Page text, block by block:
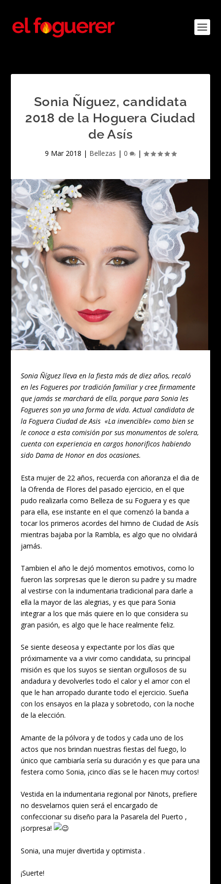
Sonia Ñíguez, candidata
2018 de la Hoguera Ciudad
de Asís
9 Mar 2018 | Bellezas | 0 |
Sonia Ñíguez lleva en la fiesta más de diez años, recaló
en les Fogueres por tradición familiar y cree firmamente
que jamás se marchará de ella, porque para Sonia les
Fogueres son ya una forma de vida. Actual candidata de
la Foguera Ciudad de Asis «La invencible» como bien se
le conoce a esta comisión por sus monumentos de solera,
cuenta con experiencia en cargos honorificos habiendo
sido Dama de Honor en dos ocasiones.
Esta mujer de 22 años, recuerda con añoranza el dia de
la Ofrenda de Flores del pasado ejercicio, en el que
pudo realizarla como Belleza de su Foguera y es que
para ella, ese instante en el que comenzó la banda a
tocar los primeros acordes del himno de Ciudad de Asís
mientras bajaba por la Rambla, es algo que no olvidará
jamás.
Tambien el año le dejó momentos emotivos, como lo
fueron las sorpresas que le dieron su padre y su madre
al vestirse con la indumentaria tradicional para darle a
ella la mayor de las alegrias, y es que para Sonia
integrar a los que más quiere en lo que considera su
gran pasión, es algo que le hace realmente feliz.
Se siente deseosa y expectante por los días que
próximamente va a vivir como candidata, su principal
misión es que los suyos se sientan orgullosos de su
andadura y devolverles todo el calor y el amor con el
que le han arropado durante todo el ejercicio. Sueña
con los ensayos en la plaza y sobretodo, con la noche
de la elección.
Amante de la pólvora y de todos y cada uno de los
actos que nos brindan nuestras fiestas del fuego, lo
único que cambiaría sería su duración y es que para una
festera como Sonia, ¡cinco días se le hacen muy cortos!
Vestida en la indumentaria regional por Ninots, prefiere
no desvelarnos quien será el encargado de
confeccionar su diseño para la Pasarela del Puerto ,
¡sorpresa!
Sonia, una mujer divertida y optimista .
¡Suerte!